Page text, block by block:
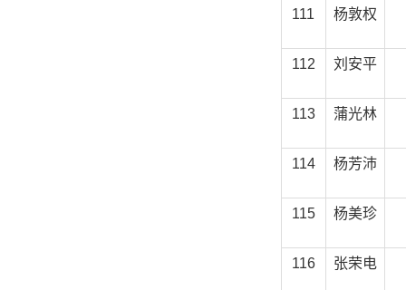
111 杨敦权
112 刘安平
113 蒲光林
114 杨芳沛
115 杨美珍
116 张荣电